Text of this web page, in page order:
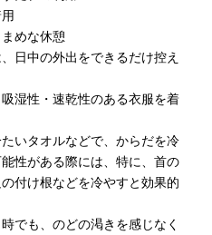
めな休憩
日中の外出をできるだけ控え
吸湿性・速乾性のある衣服を着
たいタオルなどで、からだを冷
性がある際には、特に、首の
付け根などを冷やすと効果的
でも、のどの渇きを感じなく